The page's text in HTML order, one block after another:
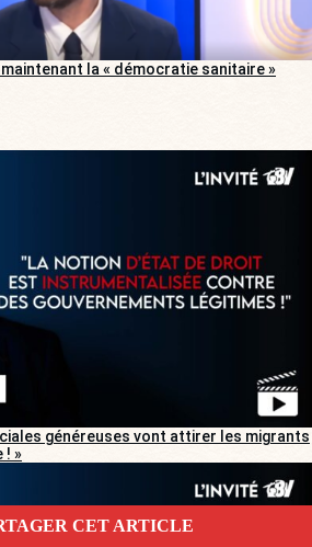
maintenant la « démocratie sanitaire »
généreuses vont attirer les migrants
! »
CET ARTICLE